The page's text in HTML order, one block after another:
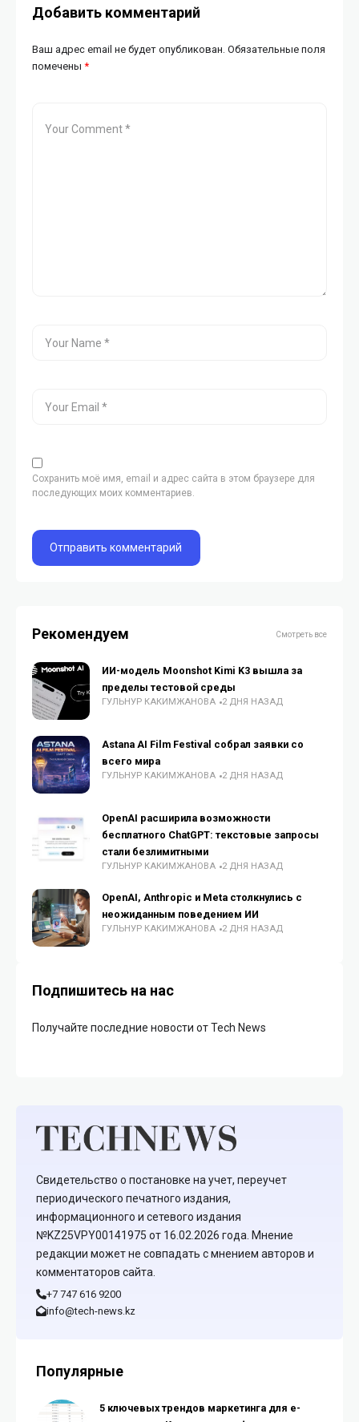
Добавить комментарий
Ваш адрес email не будет опубликован. Обязательные поля
помечены *
Сохранить моё имя, email и адрес сайта в этом браузере для
последующих моих комментариев.
Рекомендуем Смотреть все
ИИ-модель Moonshot Kimi K3 вышла за
пределы тестовой среды
ГУЛЬНУР КАКИМЖАНОВА 2 ДНЯ НАЗАД
Astana AI Film Festival собрал заявки со
всего мира
ГУЛЬНУР КАКИМЖАНОВА 2 ДНЯ НАЗАД
OpenAI расширила возможности
бесплатного ChatGPT: текстовые запросы
стали безлимитными
ГУЛЬНУР КАКИМЖАНОВА 2 ДНЯ НАЗАД
OpenAI, Anthropic и Meta столкнулись с
неожиданным поведением ИИ
ГУЛЬНУР КАКИМЖАНОВА 2 ДНЯ НАЗАД
Подпишитесь на нас
Получайте последние новости от Tech News
Свидетельство о постановке на учет, переучет
периодического печатного издания,
информационного и сетевого издания
№KZ25VPY00141975 от 16.02.2026 года. Мнение
редакции может не совпадать с мнением авторов и
комментаторов сайта.
+7 747 616 9200
info@tech-news.kz
Популярные
5 ключевых трендов маркетинга для e-